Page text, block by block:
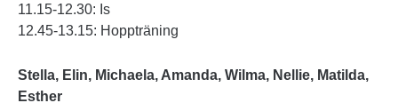
11.15-12.30: Is
12.45-13.15: Hoppträning
Stella, Elin, Michaela, Amanda, Wilma, Nellie, Matilda,
Esther